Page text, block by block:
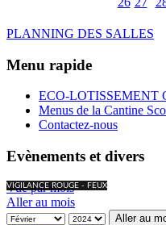
PLANNING DES SALLES
Menu rapide
ECO-LOTISSEMENT
Menus de la Cantine
Contactez-nous
Evènements et divers
VIGILANCE ROUGE - FEUX
Vue par mois
Aller au mois
Aller au